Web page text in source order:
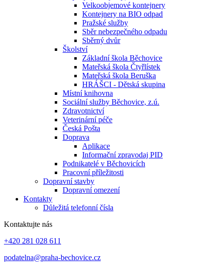
Velkoobjemové kontejnery
Kontejnery na BIO odpad
Pražské služby
Sběr nebezpečného odpadu
Sběrný dvůr
Školství
Základní škola Běchovice
Mateřská škola Čtyřlístek
Mateřská škola Beruška
HRÁŠCI - Dětská skupina
Místní knihovna
Sociální služby Běchovice, z.ú.
Zdravotnictví
Veterinární péče
Česká Pošta
Doprava
Aplikace
Informační zpravodaj PID
Podnikatelé v Běchovicích
Pracovní příležitosti
Dopravní stavby
Dopravní omezení
Kontakty
Důležitá telefonní čísla
Kontaktujte nás
+420 281 028 611
podatelna@praha-bechovice.cz